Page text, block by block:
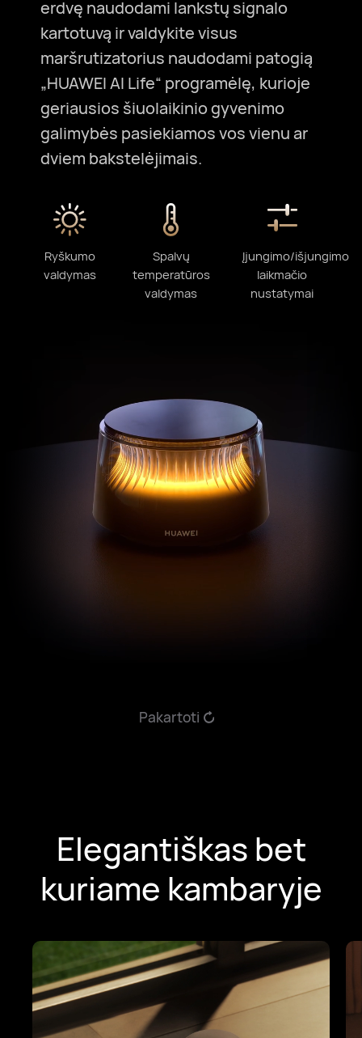
erdvę naudodami lankstų signalo
kartotuvą ir valdykite visus
maršrutizatorius naudodami patogią
„HUAWEI AI Life“ programėlę, kurioje
geriausios šiuolaikinio gyvenimo
galimybės pasiekiamos vos vienu ar
dviem bakstelėjimais.
Ryškumo
valdymas
Spalvų
temperatūros
valdymas
Įjungimo/išjungimo
laikmačio
nustatymai
Pakartoti
Elegantiškas bet
kuriame kambaryje